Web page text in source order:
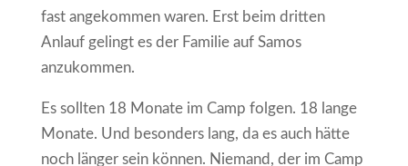
fast angekommen waren. Erst beim dritten
Anlauf gelingt es der Familie auf Samos
anzukommen.
Es sollten 18 Monate im Camp folgen. 18 lange
Monate. Und besonders lang, da es auch hätte
noch länger sein können. Niemand, der im Camp